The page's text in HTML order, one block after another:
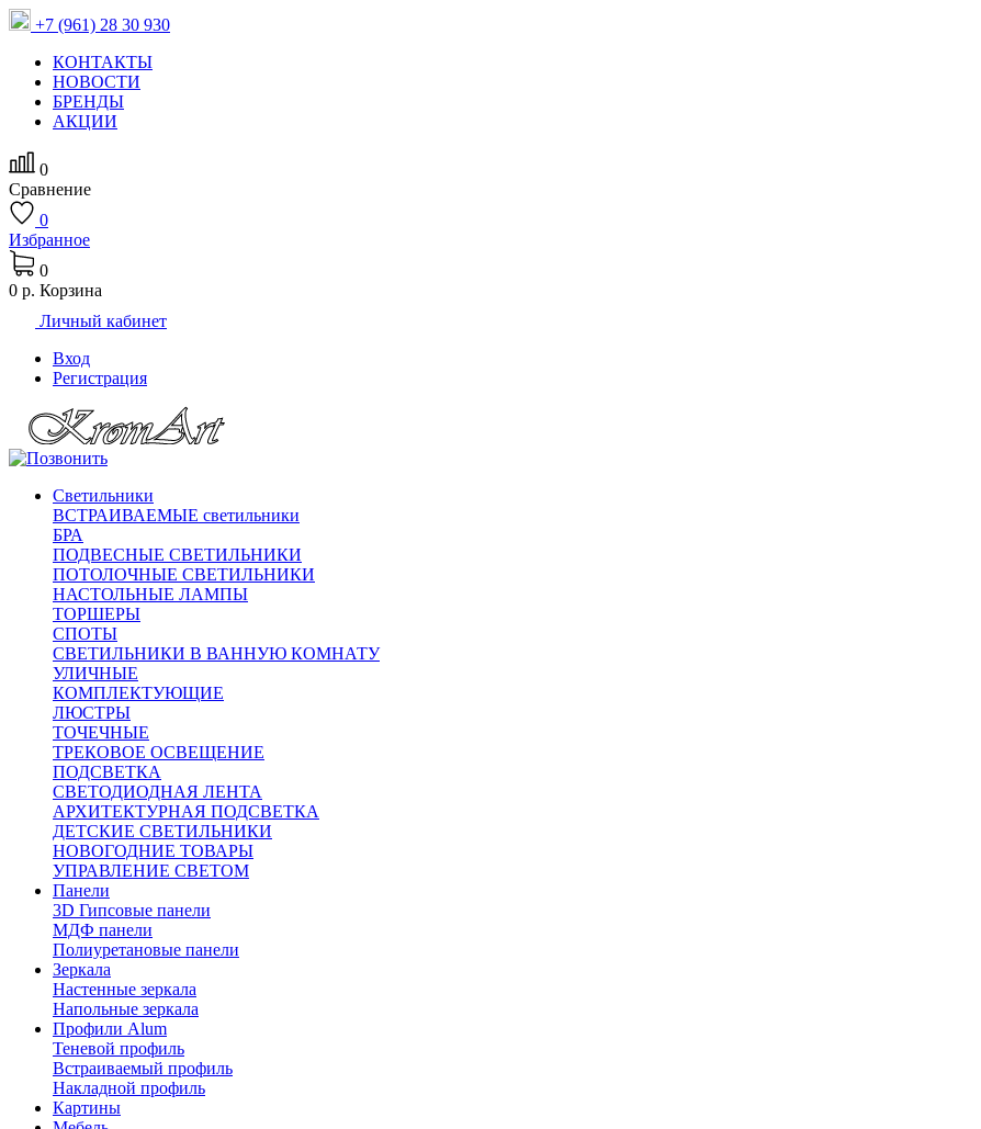
+7 (961) 28 30 930
КОНТАКТЫ
НОВОСТИ
БРЕНДЫ
АКЦИИ
0
Сравнение
0
Избранное
0
0 р. Корзина
Личный кабинет
Вход
Регистрация
Светильники
ВСТРАИВАЕМЫЕ светильники
БРА
ПОДВЕСНЫЕ СВЕТИЛЬНИКИ
ПОТОЛОЧНЫЕ СВЕТИЛЬНИКИ
НАСТОЛЬНЫЕ ЛАМПЫ
ТОРШЕРЫ
СПОТЫ
СВЕТИЛЬНИКИ В ВАННУЮ КОМНАТУ
УЛИЧНЫЕ
КОМПЛЕКТУЮЩИЕ
ЛЮСТРЫ
ТОЧЕЧНЫЕ
ТРЕКОВОЕ ОСВЕЩЕНИЕ
ПОДСВЕТКА
СВЕТОДИОДНАЯ ЛЕНТА
АРХИТЕКТУРНАЯ ПОДСВЕТКА
ДЕТСКИЕ СВЕТИЛЬНИКИ
НОВОГОДНИЕ ТОВАРЫ
УПРАВЛЕНИЕ СВЕТОМ
Панели
3D Гипсовые панели
МДФ панели
Полиуретановые панели
Зеркала
Настенные зеркала
Напольные зеркала
Профили Alum
Теневой профиль
Встраиваемый профиль
Накладной профиль
Картины